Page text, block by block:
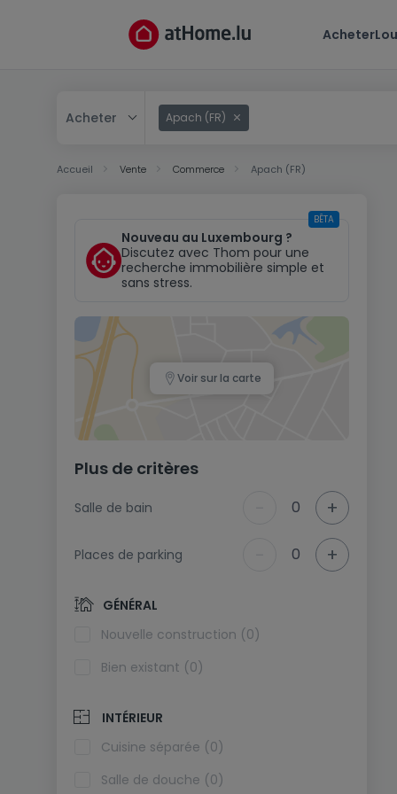
Acheter
Acheter Apach (FR)
Accueil Vente Commerce Apach (FR)
Nouveau au Luxembourg ?
Discutez avec Thom pour une
recherche immobilière simple et
sans stress.
BÊTA
Voir sur la carte
Plus de critères
Salle de bain 0 +
Places de parking 0 +
GÉNÉRAL
Nouvelle construction (0)
Bien existant (0)
INTÉRIEUR
Cuisine séparée (0)
Salle de douche (0)